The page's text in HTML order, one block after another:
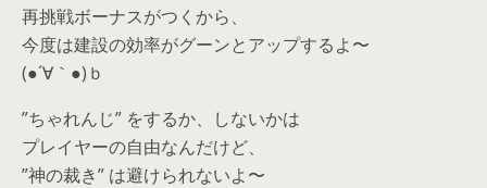
再挑戦ボーナスがつくから、
今度は建設の効率がグーンとアップするよ〜
(●´∀｀●)ｂ
”ちゃれんじ” をするか、しないかは
プレイヤーの自由なんだけど、
”神の裁き” は避けられないよ〜